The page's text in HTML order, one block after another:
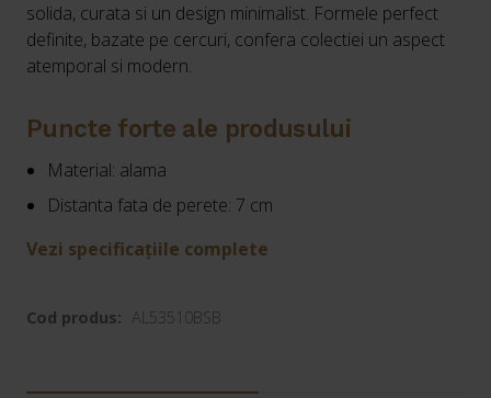
solida, curata si un design minimalist. Formele perfect
definite, bazate pe cercuri, confera colectiei un aspect
atemporal si modern.
Puncte forte ale produsului
Material: alama
Distanta fata de perete: 7 cm
Vezi specificațiile complete
Cod produs: AL53510BSB